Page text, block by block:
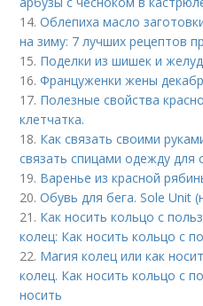
14.Облепиха масло
на зиму: 7 лучших рецептов
15. Поделки из шишек и
16.Француженки жены
17. Полезные свойства
клетчатка.
18. Как связать своими
связать спицами одежду для
19. Варенье из красной
20.Обувь для бега. Sole Unit
21. Как носить кольцо с
колец: Как носить кольцо с
22. Магия колец или как
колец. Как носить кольцо с
носить